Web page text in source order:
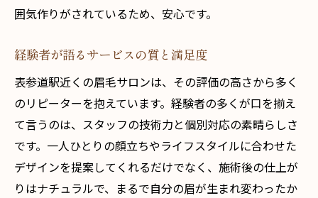
囲気作りがされているため、安心です。
経験者が語るサービスの質と満足度
表参道駅近くの眉毛サロンは、その評価の高さから多く
のリピーターを抱えています。経験者の多くが口を揃え
て言うのは、スタッフの技術力と個別対応の素晴らしさ
です。一人ひとりの顔立ちやライフスタイルに合わせた
デザインを提案してくれるだけでなく、施術後の仕上が
りはナチュラルで、まるで自分の眉が生まれ変わったか